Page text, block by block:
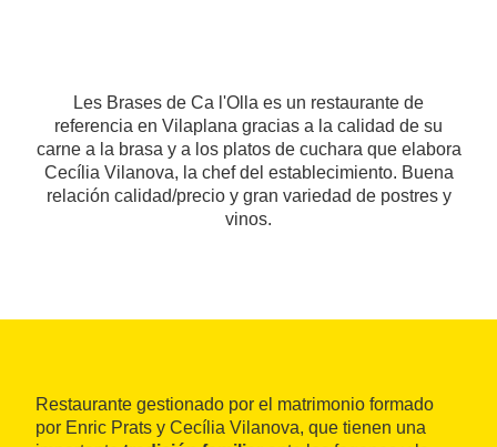
Les Brases de Ca l'Olla es un restaurante de
referencia en Vilaplana gracias a la calidad de su
carne a la brasa y a los platos de cuchara que elabora
Cecília Vilanova, la chef del establecimiento. Buena
relación calidad/precio y gran variedad de postres y
vinos.
Restaurante gestionado por el matrimonio formado
por Enric Prats y Cecília Vilanova, que tienen una